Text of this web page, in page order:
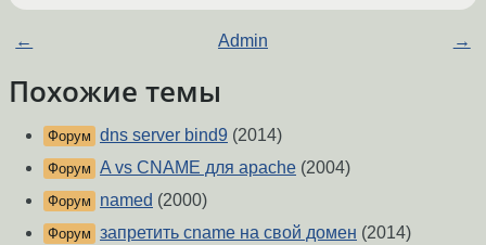
← Admin →
Похожие темы
Форум dns server bind9 (2014)
Форум A vs CNAME для apache (2004)
Форум named (2000)
Форум запретить cname на свой домен (2014)